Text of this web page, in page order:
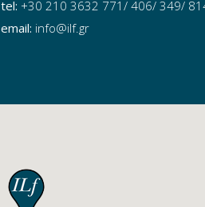
tel: +30 210 3632 771/ 406/ 349/
email: info@ilf.gr